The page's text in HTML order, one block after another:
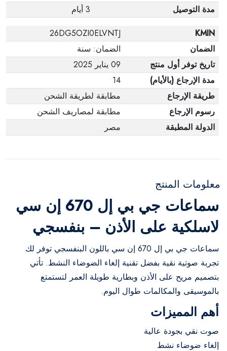
مدة التوصيل
3 أيام
KMIN
26DG5OZI0ELVNTJ
الضمان
الضمان: سنة
تاريخ توفر أول منتج
09 يناير 2025
مدة الإرجاع (بالأيام)
14
طريقة الإرجاع
مطابقة لطريقة الشحن
رسوم الإرجاع
مطابقة لمصاريف الشحن
الدولة المطبقة
مصر
معلومات المنتج
سماعات جي بي إل 670 إن سي
لاسلكية على الأذن – بنفسجي
سماعات جي بي إل 670 إن سي باللون البنفسجي توفر لك
تجربة صوتية نقية بفضل تقنية إلغاء الضوضاء النشط. تأتي
بتصميم مريح على الأذن وبطارية طويلة العمر لتستمتع
بالموسيقى والمكالمات طوال اليوم.
أهم المميزات
صوت نقي بجودة عالية
إلغاء ضوضاء نشط